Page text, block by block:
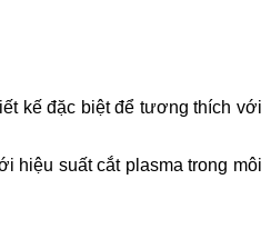
kế đặc biệt để tương thích với
hiệu suất cắt plasma trong môi